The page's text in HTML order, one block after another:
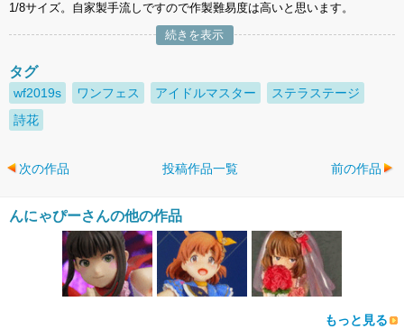
1/8サイズ。自家製手流しですので作製難易度は高いと思います。
続きを表示
タグ
wf2019s ワンフェス アイドルマスター
ステラステージ
詩花
次の作品 投稿作品一覧 前の作品
んにゃぴーさんの他の作品
もっと見る